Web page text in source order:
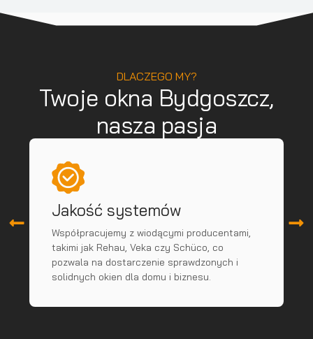
DLACZEGO MY?
Twoje okna Bydgoszcz,
nasza pasja
Jakość systemów
Współpracujemy z wiodącymi producentami,
takimi jak Rehau, Veka czy Schüco, co
pozwala na dostarczenie sprawdzonych i
solidnych okien dla domu i biznesu.